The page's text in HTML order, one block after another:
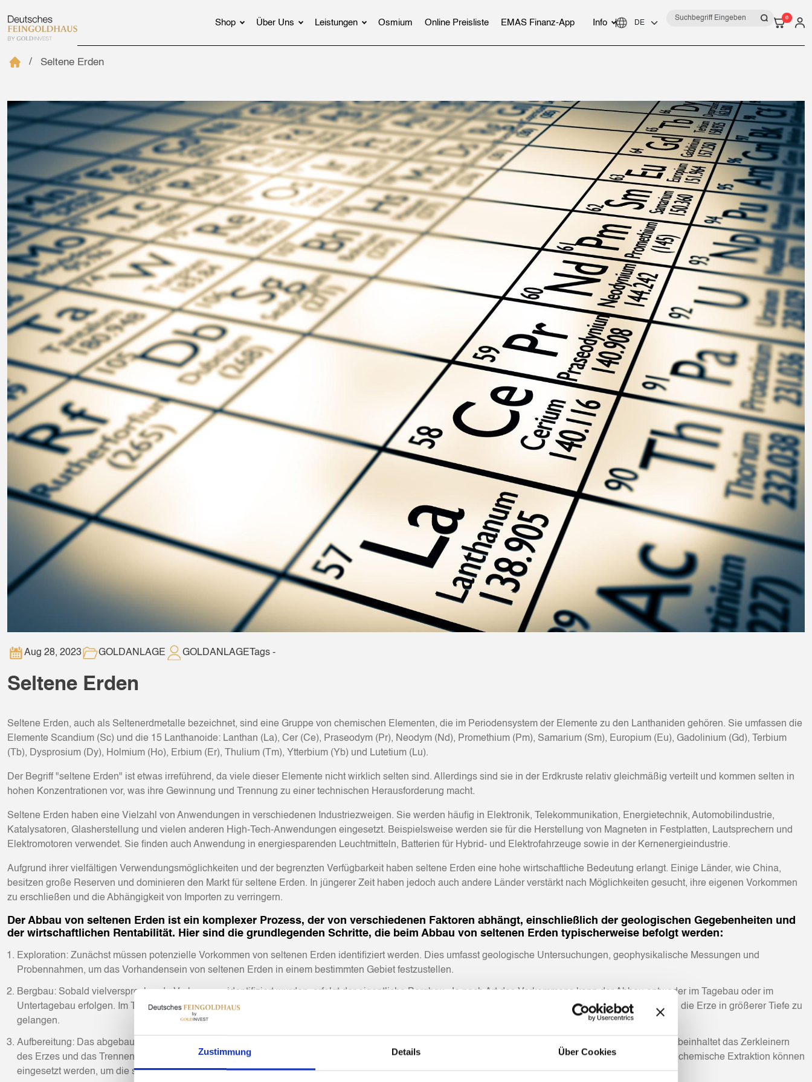
Zustimmung Details Über Cookies
Shop Über Uns Leistungen Osmium Online Preisliste EMAS Finanz-App Info
0
Seltene Erden
Aug 28, 2023 GOLDANLAGE GOLDANLAGE Tags -
Seltene Erden
Seltene Erden, auch als Seltenerdmetalle bezeichnet, sind eine Gruppe von chemischen Elementen, die im Periodensystem der Elemente zu den Lanthaniden gehören. Sie umfassen die
Elemente Scandium (Sc) und die 15 Lanthanoide: Lanthan (La), Cer (Ce), Praseodym (Pr), Neodym (Nd), Promethium (Pm), Samarium (Sm), Europium (Eu), Gadolinium (Gd), Terbium
(Tb), Dysprosium (Dy), Holmium (Ho), Erbium (Er), Thulium (Tm), Ytterbium (Yb) und Lutetium (Lu).
Der Begriff "seltene Erden" ist etwas irreführend, da viele dieser Elemente nicht wirklich selten sind. Allerdings sind sie in der Erdkruste relativ gleichmäßig verteilt und kommen selten in
hohen Konzentrationen vor, was ihre Gewinnung und Trennung zu einer technischen Herausforderung macht.
Seltene Erden haben eine Vielzahl von Anwendungen in verschiedenen Industriezweigen. Sie werden häufig in Elektronik, Telekommunikation, Energietechnik, Automobilindustrie,
Katalysatoren, Glasherstellung und vielen anderen High-Tech-Anwendungen eingesetzt. Beispielsweise werden sie für die Herstellung von Magneten in Festplatten, Lautsprechern und
Elektromotoren verwendet. Sie finden auch Anwendung in energiesparenden Leuchtmitteln, Batterien für Hybrid- und Elektrofahrzeuge sowie in der Kernenergieindustrie.
Aufgrund ihrer vielfältigen Verwendungsmöglichkeiten und der begrenzten Verfügbarkeit haben seltene Erden eine hohe wirtschaftliche Bedeutung erlangt. Einige Länder, wie China,
besitzen große Reserven und dominieren den Markt für seltene Erden. In jüngerer Zeit haben jedoch auch andere Länder verstärkt nach Möglichkeiten gesucht, ihre eigenen Vorkommen
zu erschließen und die Abhängigkeit von Importen zu verringern.
Der Abbau von seltenen Erden ist ein komplexer Prozess, der von verschiedenen Faktoren abhängt, einschließlich der geologischen Gegebenheiten und
der wirtschaftlichen Rentabilität. Hier sind die grundlegenden Schritte, die beim Abbau von seltenen Erden typischerweise befolgt werden:
Exploration: Zunächst müssen potenzielle Vorkommen von seltenen Erden identifiziert werden. Dies umfasst geologische Untersuchungen, geophysikalische Messungen und
Probennahmen, um das Vorhandensein von seltenen Erden in einem bestimmten Gebiet festzustellen.
Bergbau: Sobald vielversprechende Vorkommen identifiziert wurden, erfolgt der eigentliche Bergbau. Je nach Art des Vorkommens kann der Abbau entweder im Tagebau oder im
Untertagebau erfolgen. Im Tagebau werden die Erze an der Oberfläche abgebaut, während im Untertagebau Stollen und Schächte angelegt werden, um an die Erze in größerer Tiefe zu
gelangen.
Aufbereitung: Das abgebaute Erz enthält in der Regel nur geringe Konzentrationen an seltenen Erden und muss daher aufbereitet werden. Dieser Prozess beinhaltet das Zerkleinern
des Erzes und das Trennen der seltenen Erden von anderen mineralischen Bestandteilen. Verschiedene Verfahren wie Flotation, Magnetabscheidung und chemische Extraktion können
eingesetzt werden, um die seltenen Erden zu isolieren.